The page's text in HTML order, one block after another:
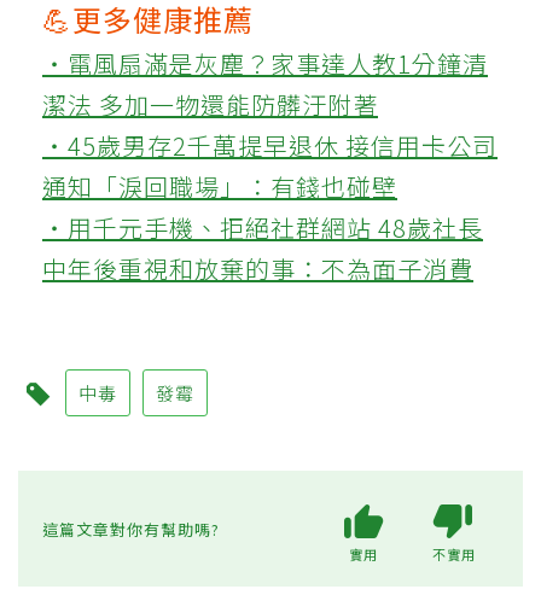
💪更多健康推薦
‧電風扇滿是灰塵？家事達人教1分鐘清
潔法 多加一物還能防髒汙附著
‧45歲男存2千萬提早退休 接信用卡公司
通知「淚回職場」：有錢也碰壁
‧用千元手機、拒絕社群網站 48歲社長
中年後重視和放棄的事：不為面子消費
中毒 發霉
這篇文章對你有幫助嗎?
實用 不實用